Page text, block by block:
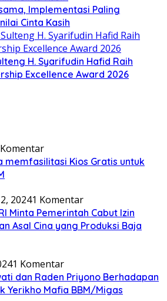
Implementasi Paling
Cinta Kasih
H. Syarifudin Hafid Raih
Excellence Award 2026
memfasilitasi Kios Gratis untuk
20241 Komentar
Minta Pemerintah Cabut Izin
Asal Cina yang Produksi Baja
1 Komentar
dan Raden Priyono Berhadapan
Yerikho Mafia BBM/Migas